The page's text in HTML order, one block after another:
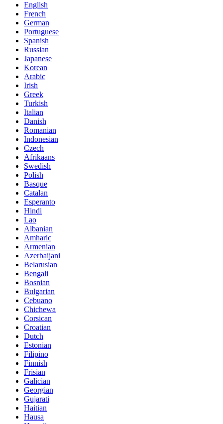
English
French
German
Portuguese
Spanish
Russian
Japanese
Korean
Arabic
Irish
Greek
Turkish
Italian
Danish
Romanian
Indonesian
Czech
Afrikaans
Swedish
Polish
Basque
Catalan
Esperanto
Hindi
Lao
Albanian
Amharic
Armenian
Azerbaijani
Belarusian
Bengali
Bosnian
Bulgarian
Cebuano
Chichewa
Corsican
Croatian
Dutch
Estonian
Filipino
Finnish
Frisian
Galician
Georgian
Gujarati
Haitian
Hausa